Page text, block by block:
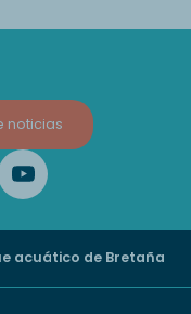
noticias
acuático de Bretaña